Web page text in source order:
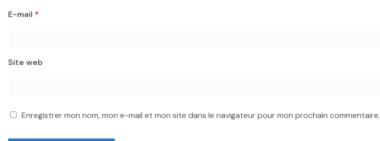
E-mail *
Site web
Enregistrer mon nom, mon e-mail et mon site dans le navigateur pour mon prochain commentaire.